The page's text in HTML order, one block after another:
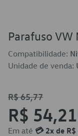
Parafuso
Compatibilidade:
Unidade de venda:
R$ 65,77
R$ 54,21
Em até 💳 2x de